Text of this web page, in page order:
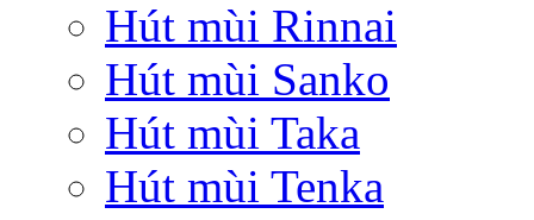
Hút mùi Rinnai
Hút mùi Sanko
Hút mùi Taka
Hút mùi Tenka